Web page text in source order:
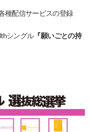
種配信サービスの登録
シングル『願いごとの持